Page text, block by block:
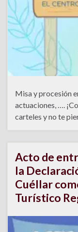
Misa y procesión
actuaciones, ….
carteles y no te
Acto de
la
Cuéllar
Turístico